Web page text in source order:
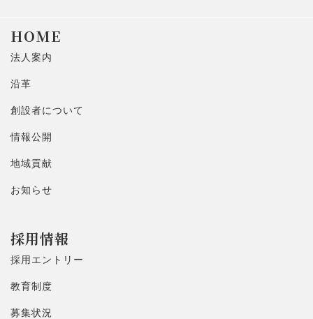
HOME
法人案内
沿革
創設者について
情報公開
地域貢献
お知らせ
採用情報
採用エントリー
教育制度
募集状況